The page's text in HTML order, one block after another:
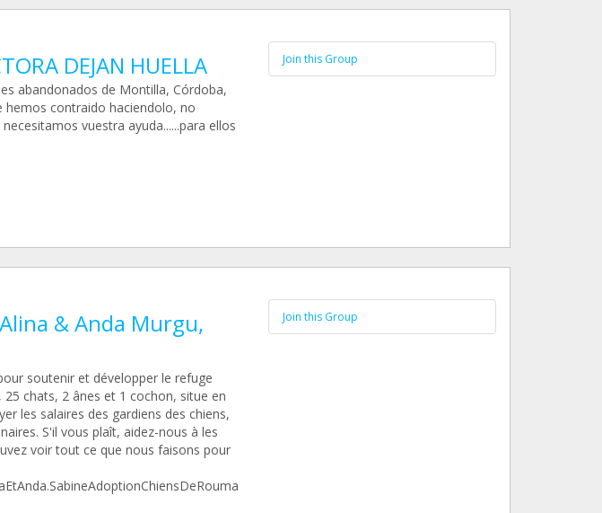
DEJAN HUELLA
abandonados de Montilla, Córdoba,
contraido haciendolo, no
vuestra ayuda......para ellos
Join this Group
& Anda Murgu,
soutenir et développer le refuge
25 chats, 2 ânes et 1 cochon, situe en
les salaires des gardiens des chiens,
S'il vous plaît, aidez-nous à les
voir tout ce que nous faisons pour
Join this Group